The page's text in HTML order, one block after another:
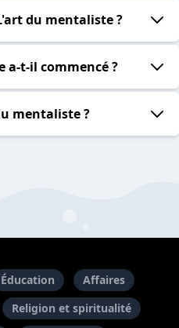
du mentaliste ?
a-t-il commencé ?
mentaliste ?
Éducation
Affaires
Religion et spiritualité